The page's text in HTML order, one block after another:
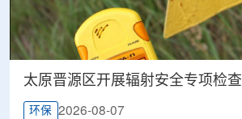
太原晋源区开展辐射安全专项检查
环保 2026-08-07